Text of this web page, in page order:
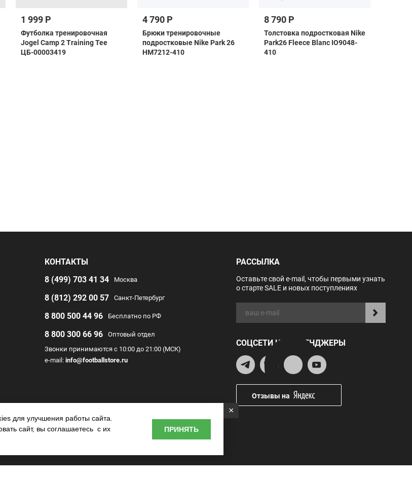
1 999 Р
Футболка тренировочная
Jogel Camp 2 Training Tee
ЦБ-00003419
4 790 Р
Брюки тренировочные
подростковые Nike Park 26
HM7212-410
8 790 Р
Толстовка подростковая Nike
Park26 Fleece Blanc IO9048-
410
КОНТАКТЫ
8 (499) 703 41 34
Москва
8 (812) 292 00 57 Санкт-Петербург
8 800 500 44 96 Бесплатно по РФ
8 800 300 66 96
Оптовый отдел
Звонки принимаются с 10:00 до 21:00 (МСК)
e-mail: info@footballstore.ru
РАССЫЛКА
Оставьте свой e-mail, чтобы первыми узнать
о старте SALE и новых поступлениях
СОЦСЕТИ И МЕССЕНДЖЕРЫ
Отзывы на
×
для улучшения работы сайта.
сайт, вы соглашаетесь с их
ПРИНЯТЬ